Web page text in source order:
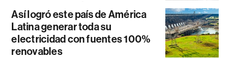
Así logró este país de América
Latina generar toda su
electricidad con fuentes 100%
renovables